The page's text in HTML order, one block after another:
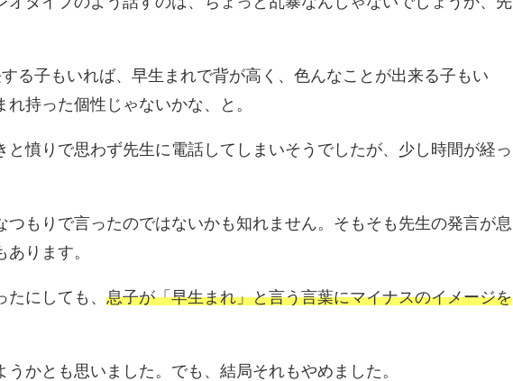
る子もいれば、早生まれで背が高く、色んなことが出来る子もい
持った個性じゃないかな、と。
と憤りで思わず先生に電話してしまいそうでしたが、少し時間が経っ
つもりで言ったのではないかも知れません。そもそも先生の発言が息
ります。
たにしても、息子が「早生まれ」と言う言葉にマイナスのイメージを
かとも思いました。でも、結局それもやめました。